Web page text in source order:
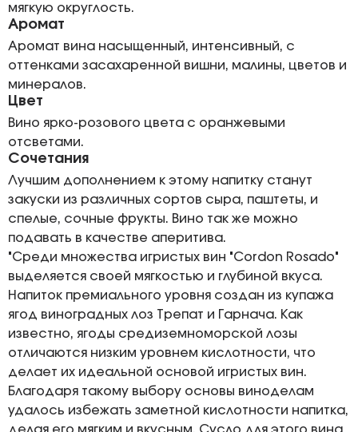
мягкую округлость.
Аромат
Аромат вина насыщенный, интенсивный, с
оттенками засахаренной вишни, малины, цветов и
минералов.
Цвет
Вино ярко-розового цвета с оранжевыми
отсветами.
Сочетания
Лучшим дополнением к этому напитку станут
закуски из различных сортов сыра, паштеты, и
спелые, сочные фрукты. Вино так же можно
подавать в качестве аперитива.
"Среди множества игристых вин "Cordon Rosado"
выделяется своей мягкостью и глубиной вкуса.
Напиток премиального уровня создан из купажа
ягод виноградных лоз Трепат и Гарнача. Как
известно, ягоды средиземноморской лозы
отличаются низким уровнем кислотности, что
делает их идеальной основой игристых вин.
Благодаря такому выбору основы виноделам
удалось избежать заметной кислотности напитка,